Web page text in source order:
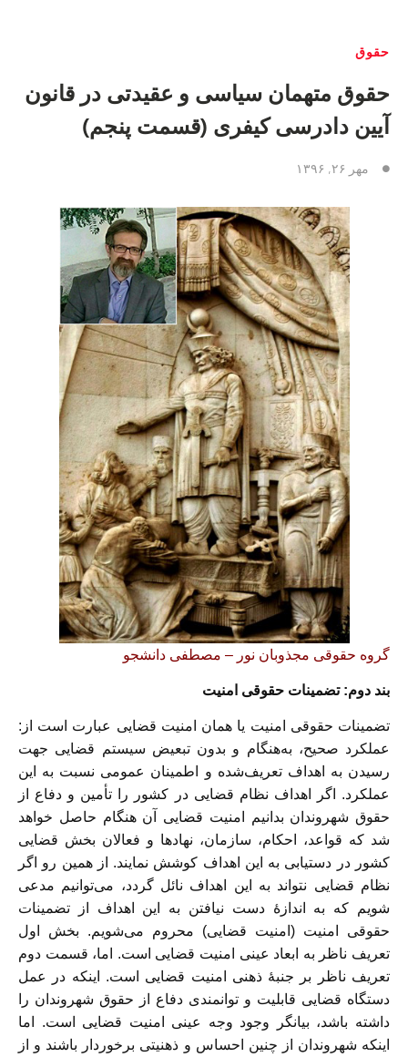
حقوق
حقوق متهمان سیاسی و عقیدتی در قانون
آیین دادرسی کیفری (قسمت پنجم)
مهر ۲۶, ۱۳۹۶
گروه حقوقی مجذوبان نور – مصطفی دانشجو
بند دوم: تضمینات حقوقی امنیت
تضمینات حقوقی امنیت یا همان امنیت قضایی عبارت است از:
عملکرد صحیح، به‌هنگام و بدون تبعیض سیستم قضایی جهت
رسیدن به اهداف تعریف‌شده و اطمینان عمومی نسبت به این
عملکرد. اگر اهداف نظام قضایی در کشور را تأمین و دفاع از
حقوق شهروندان بدانیم امنیت قضایی آن هنگام حاصل خواهد
شد که قواعد، احکام، سازمان، نهادها و فعالان بخش قضایی
کشور در دستیابی به این اهداف کوشش نمایند. از همین رو اگر
نظام قضایی نتواند به این اهداف نائل گردد، می‌توانیم مدعی
شویم که به اندازۀ دست نیافتن به این اهداف از تضمینات
حقوقی امنیت (امنیت قضایی) محروم می‌شویم. بخش اول
تعریف ناظر به ابعاد عینی امنیت قضایی است. اما، قسمت دوم
تعریف ناظر بر جنبۀ ذهنی امنیت قضایی است. اینکه در عمل
دستگاه قضایی قابلیت و توانمندی دفاع از حقوق شهروندان را
داشته باشد، بیانگر وجود وجه عینی امنیت قضایی است. اما
اینکه شهروندان از چنین احساس و ذهنیتی برخوردار باشند و از